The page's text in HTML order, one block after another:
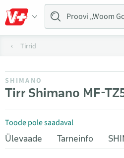
Tirrid
SHIMANO
Tirr Shimano MF-
Toode pole saadaval
Ülevaade
Tarneinfo